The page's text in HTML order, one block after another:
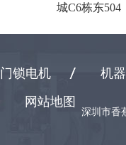
城C6栋东504
门锁电机 机
网站地图
深圳市香